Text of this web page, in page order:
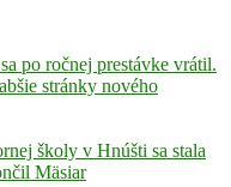
po ročnej prestávke vrátil.
stránky nového
školy v Hnúšti sa stala
Mäsiar